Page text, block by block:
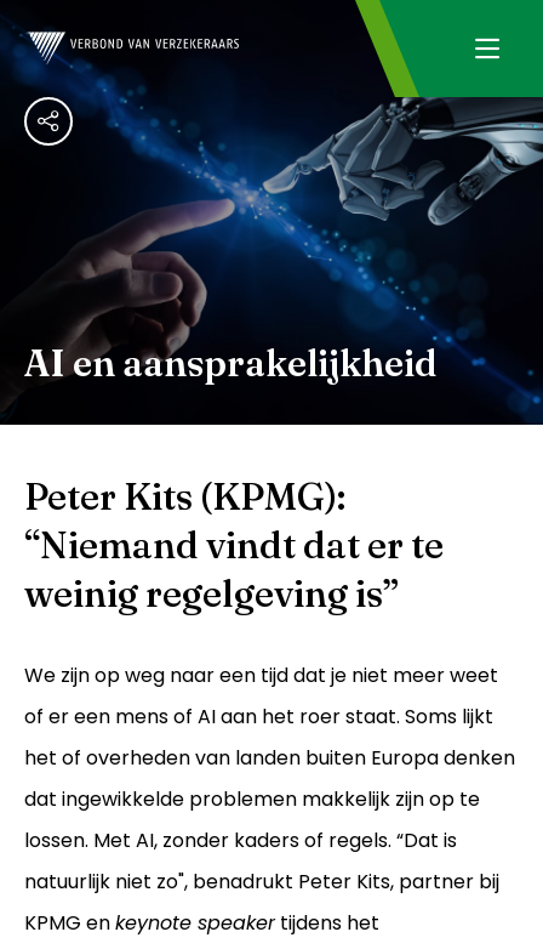
AI en aansprakelijkheid
Peter Kits (KPMG):
“Niemand vindt dat er te
weinig regelgeving is”
We zijn op weg naar een tijd dat je niet meer weet
of er een mens of AI aan het roer staat. Soms lijkt
het of overheden van landen buiten Europa denken
dat ingewikkelde problemen makkelijk zijn op te
lossen. Met AI, zonder kaders of regels. “Dat is
natuurlijk niet zo", benadrukt Peter Kits, partner bij
KPMG enkeynote speakertijdens het